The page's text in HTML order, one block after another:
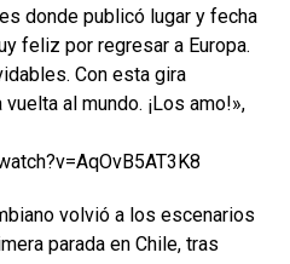
donde publicó lugar y fecha
feliz por regresar a Europa.
Con esta gira
al mundo. ¡Los amo!»,
volvió a los escenarios
parada en Chile, tras